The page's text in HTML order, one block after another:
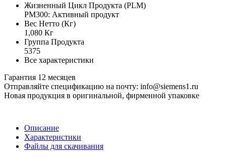
Жизненный Цикл Продукта (PLM)
PM300: Активный продукт
Вес Нетто (Кг)
1,080 Кг
Группа Продукта
5375
Все характеристики
Гарантия 12 месяцев
Отправляйте спецификацию на почту: info@siemens1.ru
Новая продукция в оригинальной, фирменной упаковке
Описание
Характеристики
Файлы для скачивания